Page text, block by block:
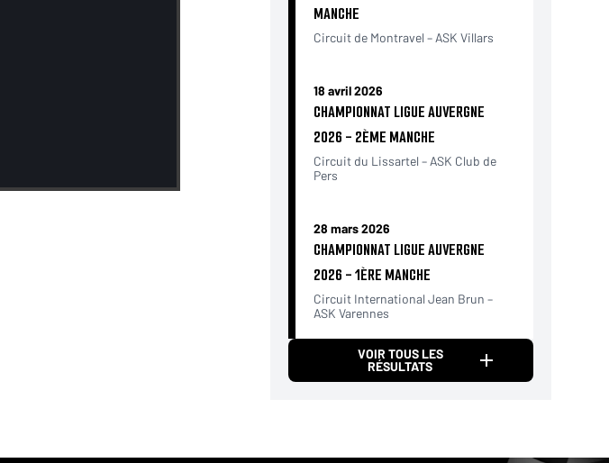
MANCHE
Circuit de Montravel – ASK Villars
18 avril 2026
CHAMPIONNAT LIGUE AUVERGNE
2026 - 2ÈME MANCHE
Circuit du Lissartel – ASK Club de
Pers
28 mars 2026
CHAMPIONNAT LIGUE AUVERGNE
2026 - 1ÈRE MANCHE
Circuit International Jean Brun –
ASK Varennes
VOIR TOUS LES
RÉSULTATS